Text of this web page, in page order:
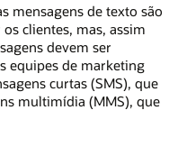
mensagens de texto são
clientes, mas, assim
devem ser
equipes de marketing
curtas (SMS), que
multimídia (MMS), que